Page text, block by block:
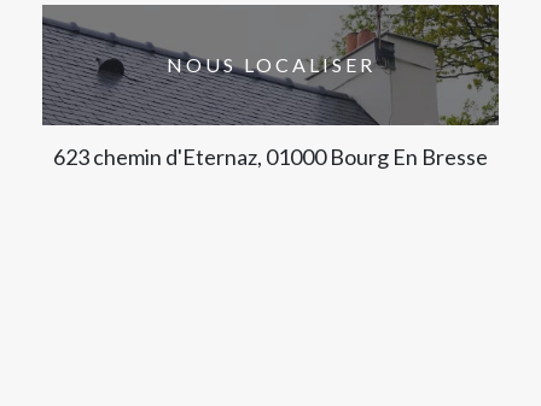
NOUS LOCALISER
623 chemin d'Eternaz, 01000 Bourg En Bresse